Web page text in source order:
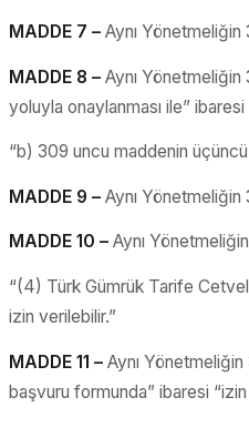
MADDE 7 – Aynı Yönetmeliğin
MADDE 8 – Aynı
yoluyla onaylanması ile”
“b) 309 uncu maddenin
MADDE 9 – Aynı Yönetmeliğin
MADDE 10 – Aynı
“(4) Türk Gümrük Tarife
izin verilebilir.”
MADDE 11 – Aynı
başvuru formunda” ibaresi